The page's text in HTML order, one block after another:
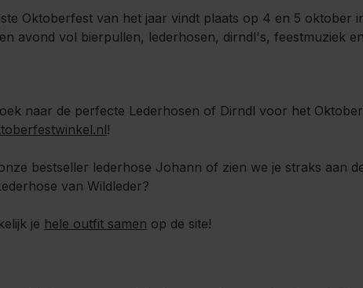
Oktoberfest van het jaar vindt plaats op 4 en 5 oktober
avond vol bierpullen, lederhosen, dirndl's, feestmuziek
naar de perfecte Lederhosen of Dirndl voor het
!
bestseller lederhose Johann of zien we je straks aan
van Wildleder?
je hele outfit samen op de site!